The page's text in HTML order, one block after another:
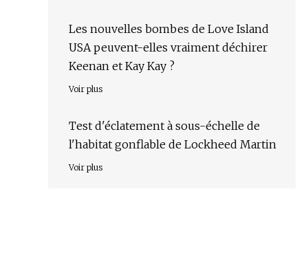
Les nouvelles bombes de Love Island
USA peuvent-elles vraiment déchirer
Keenan et Kay Kay ?
Voir plus
Test d'éclatement à sous-échelle de
l'habitat gonflable de Lockheed Martin
Voir plus